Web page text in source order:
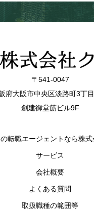
〒541-0047
府大阪市中央区淡路町3丁
創建御堂筋ビル9F
転職エージェントなら株式
サービス
会社概要
よくある質問
取扱職種の範囲等